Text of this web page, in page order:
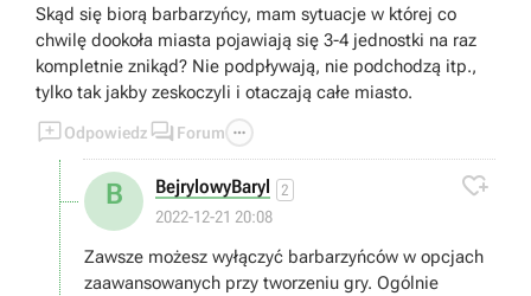
Skąd się biorą barbarzyńcy, mam sytuacje w której co
chwilę dookoła miasta pojawiają się 3-4 jednostki na raz
kompletnie znikąd? Nie podpływają, nie podchodzą itp.,
tylko tak jakby zeskoczyli i otaczają całe miasto.
Odpowiedz  Forum 
B BejrylowyBaryl 2
2022-12-21 20:08

Zawsze możesz wyłączyć barbarzyńców w opcjach
zaawansowanych przy tworzeniu gry. Ogólnie